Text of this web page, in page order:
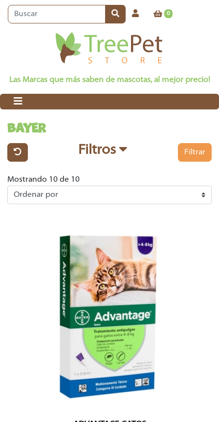
0
Las Marcas que más saben de mascotas, al mejor precio!
BAYER
Filtros Filtrar
Mostrando 10 de 10